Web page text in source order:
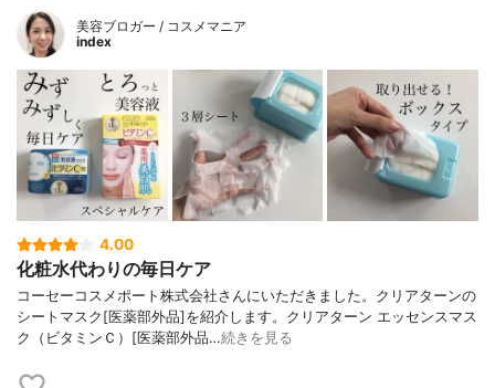
美容ブロガー / コスメマニア
index
4.00
化粧水代わりの毎日ケア
コーセーコスメポート株式会社さんにいただきました。クリアターンの
シートマスク[医薬部外品]を紹介します。クリアターン エッセンスマス
ク（ビタミンＣ）[医薬部外品…続きを見る